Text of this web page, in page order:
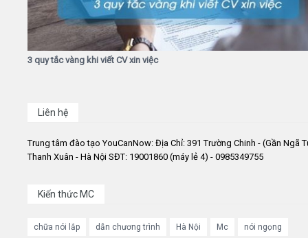
3 quy tắc vàng khi viết CV xin việc
Liên hệ
Trung tâm đào tạo YouCanNow: Địa Chỉ: 391 Trường Chinh - (Gần Ngã
Thanh Xuân - Hà Nội SĐT: 19001860 (máy lẻ 4) - 0985349755
Kiến thức MC
chữa nói lắp dẫn chương trình Hà Nội Mc nói ngọng